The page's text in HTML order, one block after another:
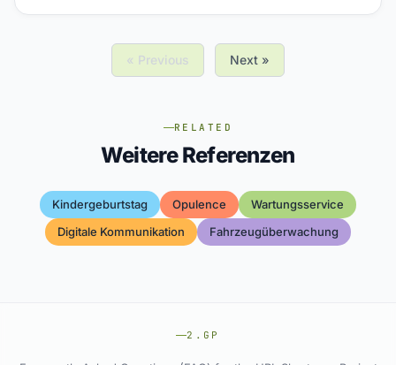
« Previous Next »
RELATED
Weitere Referenzen
Kindergeburtstag Opulence
Wartungsservice
Digitale Kommunikation
Fahrzeugüberwachung
2.GP